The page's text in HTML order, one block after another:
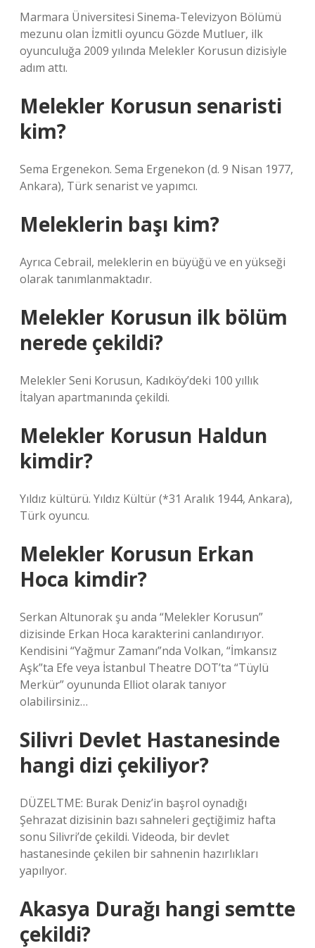
Marmara Üniversitesi Sinema-Televizyon Bölümü
mezunu olan İzmitli oyuncu Gözde Mutluer, ilk
oyunculuğa 2009 yılında Melekler Korusun dizisiyle
adım attı.
Melekler Korusun senaristi
kim?
Sema Ergenekon. Sema Ergenekon (d. 9 Nisan 1977,
Ankara), Türk senarist ve yapımcı.
Meleklerin başı kim?
Ayrıca Cebrail, meleklerin en büyüğü ve en yükseği
olarak tanımlanmaktadır.
Melekler Korusun ilk bölüm
nerede çekildi?
Melekler Seni Korusun, Kadıköy’deki 100 yıllık
İtalyan apartmanında çekildi.
Melekler Korusun Haldun
kimdir?
Yıldız kültürü. Yıldız Kültür (*31 Aralık 1944, Ankara),
Türk oyuncu.
Melekler Korusun Erkan
Hoca kimdir?
Serkan Altunorak şu anda “Melekler Korusun”
dizisinde Erkan Hoca karakterini canlandırıyor.
Kendisini “Yağmur Zamanı”nda Volkan, “İmkansız
Aşk”ta Efe veya İstanbul Theatre DOT’ta “Tüylü
Merkür” oyununda Elliot olarak tanıyor
olabilirsiniz…
Silivri Devlet Hastanesinde
hangi dizi çekiliyor?
DÜZELTME: Burak Deniz’in başrol oynadığı
Şehrazat dizisinin bazı sahneleri geçtiğimiz hafta
sonu Silivri’de çekildi. Videoda, bir devlet
hastanesinde çekilen bir sahnenin hazırlıkları
yapılıyor.
Akasya Durağı hangi semtte
çekildi?